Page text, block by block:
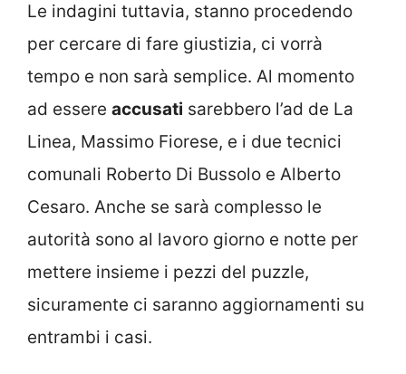
Le indagini tuttavia, stanno procedendo
per cercare di fare giustizia, ci vorrà
tempo e non sarà semplice. Al momento
ad essere accusati sarebbero l’ad de La
Linea, Massimo Fiorese, e i due tecnici
comunali Roberto Di Bussolo e Alberto
Cesaro. Anche se sarà complesso le
autorità sono al lavoro giorno e notte per
mettere insieme i pezzi del puzzle,
sicuramente ci saranno aggiornamenti su
entrambi i casi.